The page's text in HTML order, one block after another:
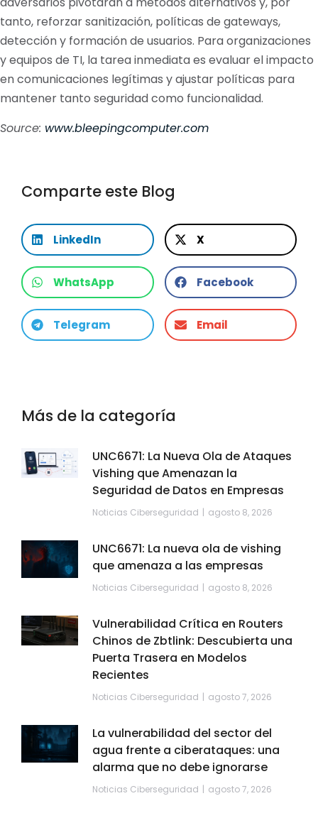
tanto, reforzar sanitización, políticas de gateways,
detección y formación de usuarios. Para organizaciones
y equipos de TI, la tarea inmediata es evaluar el impacto
en comunicaciones legítimas y ajustar políticas para
mantener tanto seguridad como funcionalidad.
Source: www.bleepingcomputer.com
Comparte este Blog
LinkedIn X
WhatsApp Facebook
Telegram Email
Más de la categoría
UNC6671: La Nueva Ola de Ataques
Vishing que Amenazan la
Seguridad de Datos en Empresas
Noticias Ciberseguridad agosto 8, 2026
UNC6671: La nueva ola de vishing
que amenaza a las empresas
Noticias Ciberseguridad agosto 8, 2026
Vulnerabilidad Crítica en Routers
Chinos de Zbtlink: Descubierta una
Puerta Trasera en Modelos
Recientes
Noticias Ciberseguridad agosto 7, 2026
La vulnerabilidad del sector del
agua frente a ciberataques: una
alarma que no debe ignorarse
Noticias Ciberseguridad agosto 7, 2026